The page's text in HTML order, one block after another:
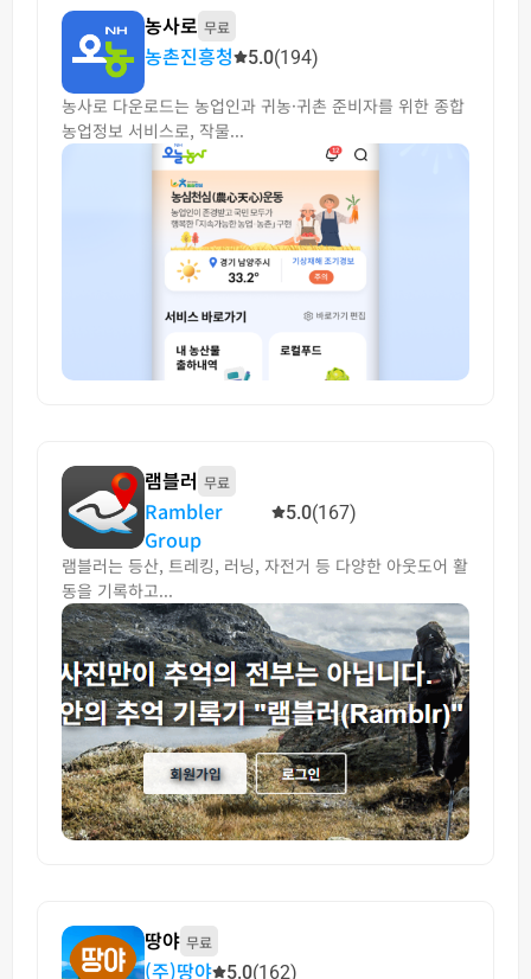
농사로 무료
농촌진흥청 5.0(194)
농사로 다운로드는 농업인과 귀농·귀촌 준비자를 위한 종합
농업정보 서비스로, 작물...
램블러 무료
Rambler
Group
5.0(167)
램블러는 등산, 트레킹, 러닝, 자전거 등 다양한 아웃도어 활
동을 기록하고...
땅야 무료
(주)땅야 5.0(162)